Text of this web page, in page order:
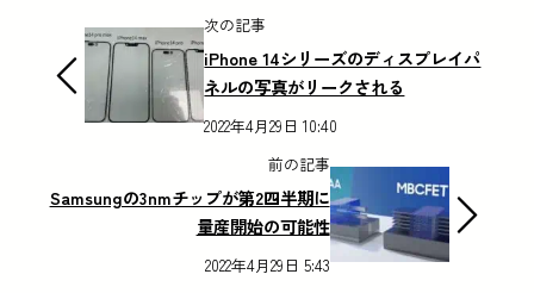
次の記事
iPhone 14シリーズのディスプレイパ
ネルの写真がリークされる
2022年4月29日 10:40
前の記事
Samsungの3nmチップが第2四半期に
量産開始の可能性
2022年4月29日 5:43